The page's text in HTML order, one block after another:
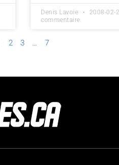
Denis Lavoie 2008-02-
commentaire
2 3 … 7